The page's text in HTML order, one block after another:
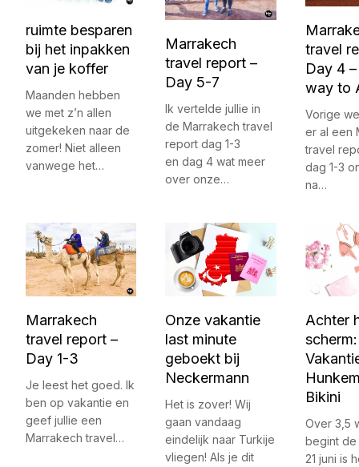
ruimte besparen
bij het inpakken
van je koffer
Maanden hebben
we met z’n allen
uitgekeken naar de
zomer! Niet alleen
vanwege het…
Marrakech
travel report –
Day 5-7
Ik vertelde jullie in
de Marrakech travel
report dag 1-3
en dag 4 wat meer
over onze…
travel
Day 4
way to
Vorige
er al een
travel
dag 1-3
na…
Marrakech
travel report –
Day 1-3
Je leest het goed. Ik
ben op vakantie en
geef jullie een
Marrakech travel…
Onze vakantie
last minute
geboekt bij
Neckermann
Het is zover! Wij
gaan vandaag
eindelijk naar Turkije
vliegen! Als je dit
Achter
Bikini
Over 3,5
begint de
21 juni is